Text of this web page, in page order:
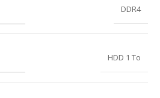
DDR4
HDD 1 To